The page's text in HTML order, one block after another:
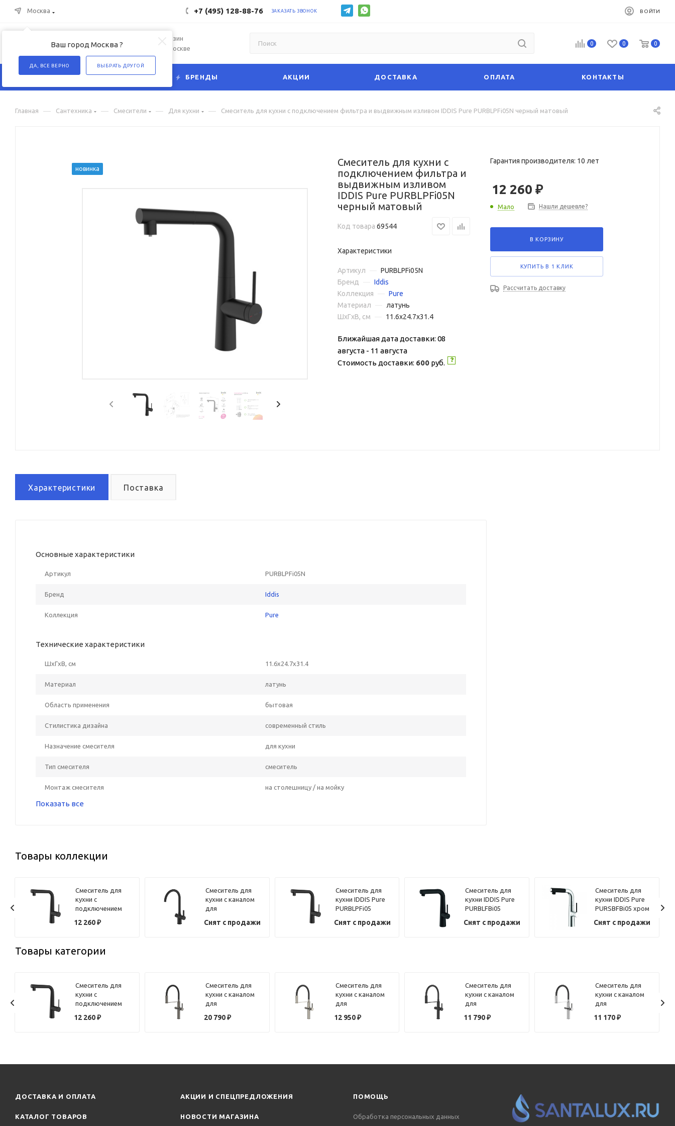
Москва
Ваш город Москва ?
ДА, ВСЕ ВЕРНО ВЫБРАТЬ ДРУГОЙ
+7 (495) 128-88-76 ЗАКАЗАТЬ ЗВОНОК ВОЙТИ
Интернет-магазин
сантехники в Москве
0 0 0
КАТАЛОГ БРЕНДЫ АКЦИИ ДОСТАВКА ОПЛАТА КОНТАКТЫ
Главная — Сантехника — Смесители — Для кухни — Смеситель для кухни с подключением фильтра и выдвижным изливом IDDIS Pure PURBLPFi05N черный матовый
новинка
Смеситель для кухни с
подключением фильтра и
выдвижным изливом
IDDIS Pure PURBLPFi05N
черный матовый
Код товара 69544
Характеристики
Артикул
PURBLPFi05N
Бренд
Iddis
Коллекция
Pure
Материал
латунь
ШxГxВ, см
11.6x24.7x31.4
Ближайшая дата доставки: 08
августа - 11 августа
Стоимость доставки: 600 руб.
Гарантия производителя: 10 лет
12 260 ₽
Мало Нашли дешевле?
В КОРЗИНУ
КУПИТЬ В 1 КЛИК
Рассчитать доставку
Характеристики Поставка
Основные характеристики
Артикул PURBLPFi05N
Бренд Iddis
Коллекция Pure
Технические характеристики
ШxГxВ, см 11.6x24.7x31.4
Материал латунь
Область применения бытовая
Стилистика дизайна современный стиль
Назначение смесителя для кухни
Тип смесителя смеситель
Монтаж смесителя на столешницу / на мойку
Показать все
Товары коллекции
Смеситель для
кухни с
подключением
выдвижным
черный матовый
12 260₽
Смеситель для
кухни с каналом
для
воды, черный
Снят с продажи
Смеситель для
кухни IDDIS Pure
PURBLPFi05
Снят с продажи
Смеситель для
кухни IDDIS Pure
PURBLFBi05
Снят с продажи
Смеситель для
кухни IDDIS Pure
PURSBFBi05 хром
Снят с продажи
Товары категории
Смеситель для
кухни с
подключением
выдвижным
12 260₽
Смеситель для
кухни с каналом
для
воды и гибким
20 790₽
Смеситель для
кухни с каналом
для
воды и гибким
12 950₽
Смеситель для
кухни с каналом
для
воды и гибким
11 790₽
Смеситель для
кухни с каналом
для
воды и гибким
11 170₽
ДОСТАВКА И ОПЛАТА
КАТАЛОГ ТОВАРОВ
АКЦИИ И СПЕЦПРЕДЛОЖЕНИЯ
НОВОСТИ МАГАЗИНА
ПОМОЩЬ
Обработка персональных данных